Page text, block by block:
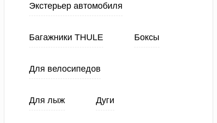
Экстерьер автомобиля
Багажники THULE Боксы
Для велосипедов
Для лыж Дуги